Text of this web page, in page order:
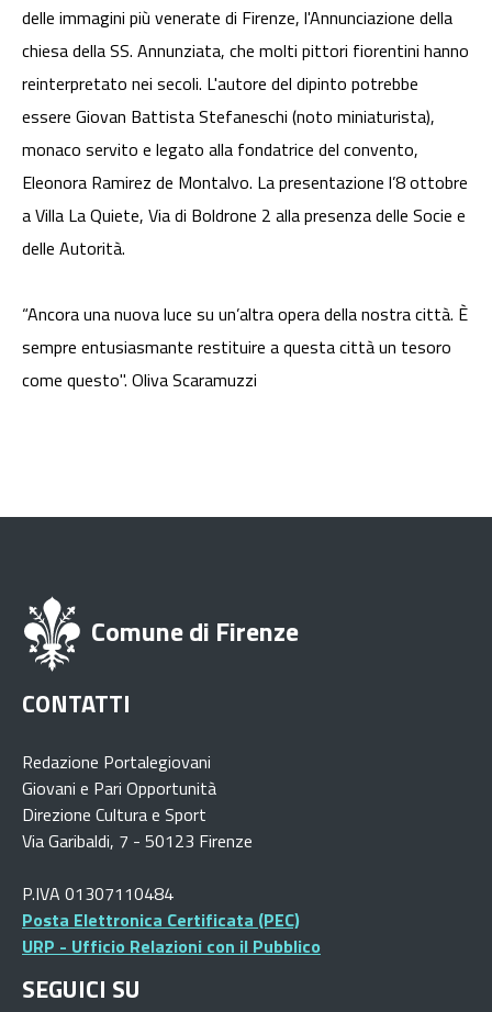
delle immagini più venerate di Firenze, l'Annunciazione della
chiesa della SS. Annunziata, che molti pittori fiorentini hanno
reinterpretato nei secoli. L'autore del dipinto potrebbe
essere Giovan Battista Stefaneschi (noto miniaturista),
monaco servito e legato alla fondatrice del convento,
Eleonora Ramirez de Montalvo. La presentazione l’8 ottobre
a Villa La Quiete, Via di Boldrone 2 alla presenza delle Socie e
delle Autorità.
“Ancora una nuova luce su un’altra opera della nostra città. È
sempre entusiasmante restituire a questa città un tesoro
come questo". Oliva Scaramuzzi
Comune di Firenze
CONTATTI
Redazione Portalegiovani
Giovani e Pari Opportunità
Direzione Cultura e Sport
Via Garibaldi, 7 - 50123 Firenze
P.IVA 01307110484
Posta Elettronica Certificata (PEC)
URP - Ufficio Relazioni con il Pubblico
SEGUICI SU